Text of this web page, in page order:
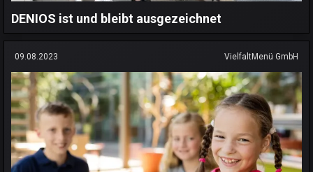
DENIOS ist und bleibt ausgezeichnet
09.08.2023 VielfaltMenü GmbH